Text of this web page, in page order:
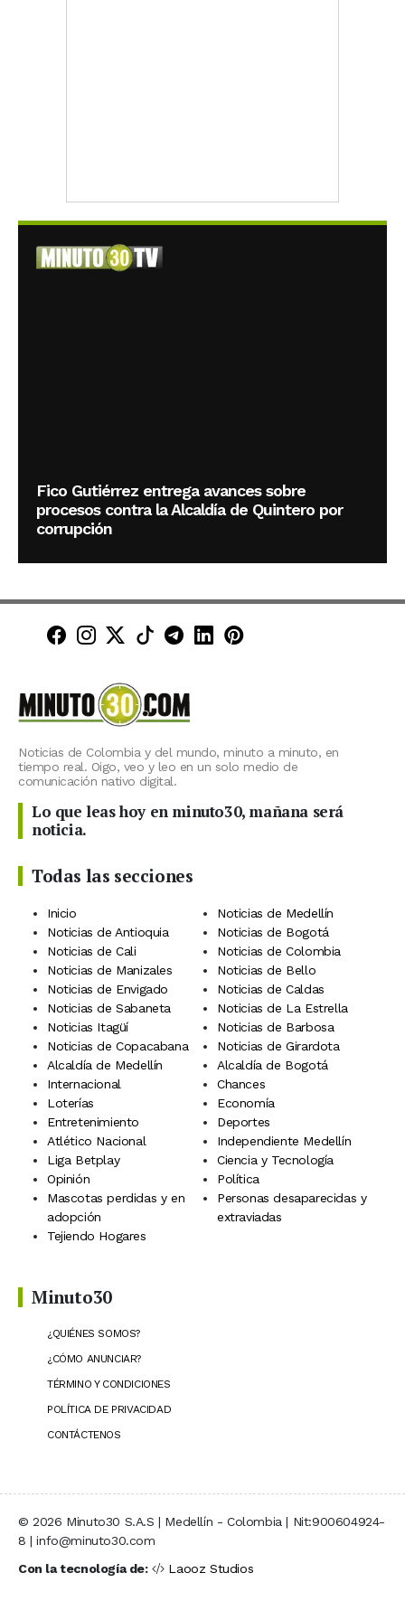
Fico Gutiérrez entrega avances sobre
procesos contra la Alcaldía de Quintero por
corrupción
Minuto30 en Facebook
Minuto30 en Instagram
Minuto30 en X (Twitter)
Minuto30 en TikTok
Canal de Minuto30 en
Minuto30 en LinkedIn
Minuto30 en
Noticias de Colombia y del mundo, minuto a minuto, en
tiempo real. Oigo, veo y leo en un solo medio de
comunicación nativo digital.
Lo que leas hoy en minuto30, mañana será
noticia.
Todas las secciones
Inicio
Noticias de Medellín
Noticias de Antioquia
Noticias de Bogotá
Noticias de Cali
Noticias de Colombia
Noticias de Manizales
Noticias de Bello
Noticias de Envigado
Noticias de Caldas
Noticias de Sabaneta
Noticias de La Estrella
Noticias Itagüí
Noticias de Barbosa
Noticias de Copacabana
Noticias de Girardota
Alcaldía de Medellín
Alcaldía de Bogotá
Internacional
Chances
Loterías
Economía
Entretenimiento
Deportes
Atlético Nacional
Independiente Medellín
Liga Betplay
Ciencia y Tecnología
Opinión
Política
Mascotas perdidas y en
adopción
Personas desaparecidas y
extraviadas
Tejiendo Hogares
Minuto30
¿QUIÉNES SOMOS?
¿CÓMO ANUNCIAR?
TÉRMINO Y CONDICIONES
POLÍTICA DE PRIVACIDAD
CONTÁCTENOS
© 2026 Minuto30 S.A.S | Medellín - Colombia | Nit:900604924-
8 | info@minuto30.com
Con la tecnología de:
Laooz Studios